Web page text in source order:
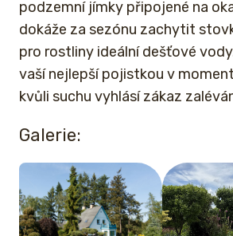
podzemní jímky připojené na
dokáže za sezónu zachytit
pro rostliny ideální dešťové
vaší nejlepší pojistkou v
kvůli suchu vyhlásí zákaz
Galerie: